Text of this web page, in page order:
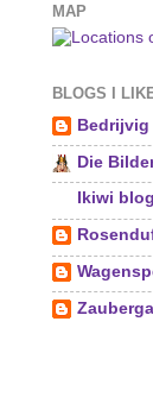
MAP
BLOGS I
Die
Ikiwi blog